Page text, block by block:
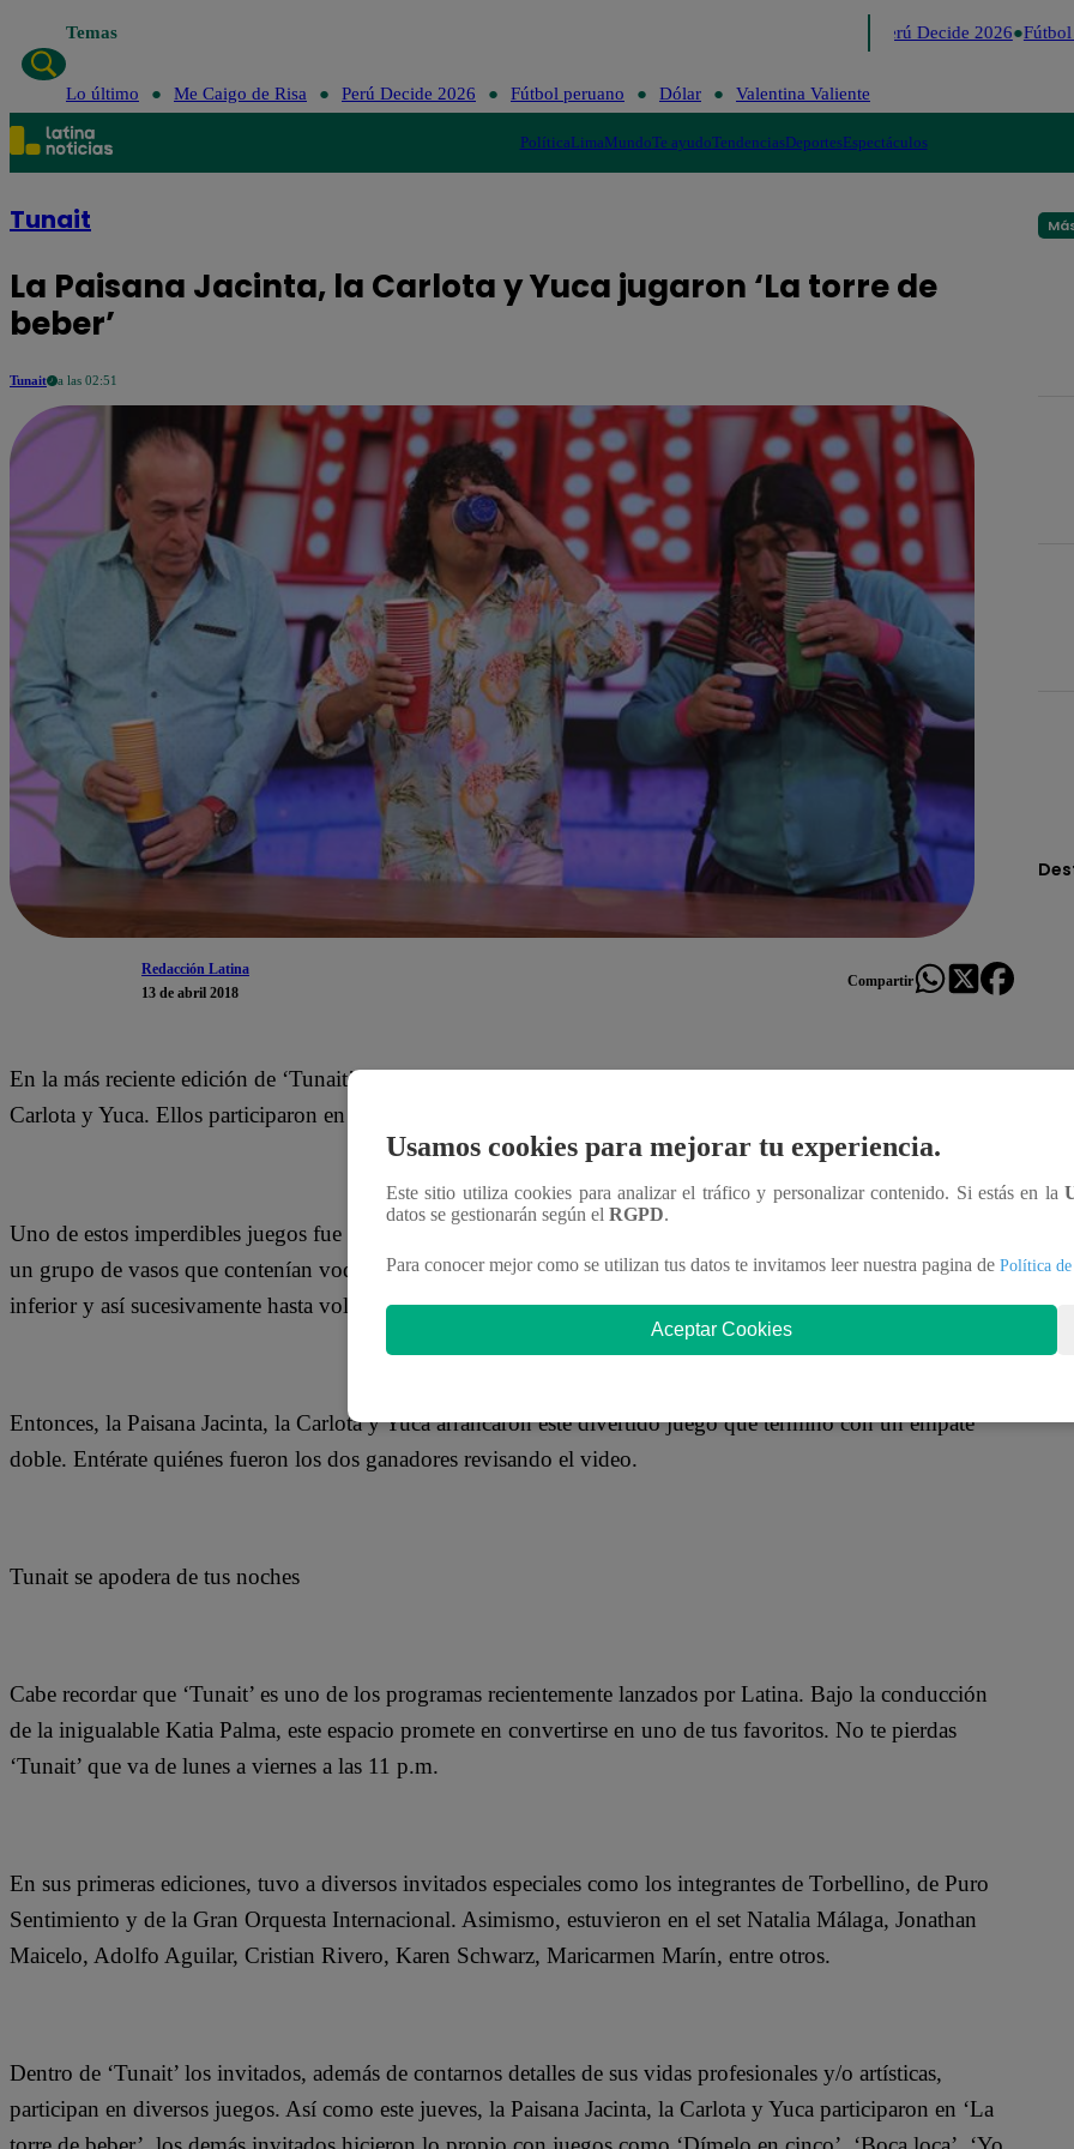
Temas Perú Decide 2026 Fútbol
Lo último Me Caigo de Risa Perú Decide 2026 Fútbol peruano Dólar Valentina Valiente
PolíticaLimaMundoTe ayudoTendenciasDeportesEspectáculos
Tunait
La Paisana Jacinta, la Carlota y Yuca jugaron ‘La torre de
beber’
Tunait a las 02:51
Redacción Latina
13 de abril 2018
Compartir
En la más reciente edición de ‘Tunait’, los tres grandes invitados de Katia Palma fueron la Paisana Jacinta, la
Carlota y Yuca. Ellos participaron en diversos juegos que fueron del agrado de todos los televidentes.
Uno de estos imperdibles juegos fue ‘La torre de beber’. La dinámica era la siguiente: cada uno debía coger
un grupo de vasos que contenían vodka. Al momento de tomar el vaso de arriba debían ubicarlo en la parte
inferior y así sucesivamente hasta volver a tener en el lado superior el vaso con el que iniciaron el juego.
Entonces, la Paisana Jacinta, la Carlota y Yuca arrancaron este divertido juego que terminó con un empate
doble. Entérate quiénes fueron los dos ganadores revisando el video.
Tunait se apodera de tus noches
Cabe recordar que ‘Tunait’ es uno de los programas recientemente lanzados por Latina. Bajo la conducción
de la inigualable Katia Palma, este espacio promete en convertirse en uno de tus favoritos. No te pierdas
‘Tunait’ que va de lunes a viernes a las 11 p.m.
En sus primeras ediciones, tuvo a diversos invitados especiales como los integrantes de Torbellino, de Puro
Sentimiento y de la Gran Orquesta Internacional. Asimismo, estuvieron en el set Natalia Málaga, Jonathan
Maicelo, Adolfo Aguilar, Cristian Rivero, Karen Schwarz, Maricarmen Marín, entre otros.
Dentro de ‘Tunait’ los invitados, además de contarnos detalles de sus vidas profesionales y/o artísticas,
participan en diversos juegos. Así como este jueves, la Paisana Jacinta, la Carlota y Yuca participaron en ‘La
Usamos cookies para mejorar tu experiencia.
Este sitio utiliza cookies para analizar el tráfico y personalizar contenido. Si estás en la
datos se gestionarán según el RGPD.
Para conocer mejor como se utilizan tus datos te invitamos leer nuestra pagina de Política
Aceptar Cookies